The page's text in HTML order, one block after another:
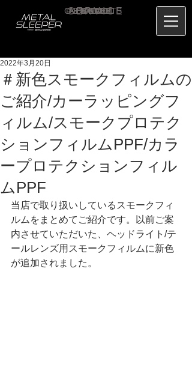
HOME
CONCEPT
SERVICE
ABOUT US
BLOG
PRICE
CONTACT
RECRUIT
＃新色スモークフィルムの
ご紹介/カーラッピングフ
ィルム/スモークプロテク
ションフィルムPPF/カラ
ープロテクションフィル
ムPPF
2022年3月20日
当店で取り扱いしているスモークフィ
ルムをまとめてご紹介です。以前ご案
内させていただいた、ヘッドライト/テ
ールレンズ用スモークフィルムに新色
が追加されました。